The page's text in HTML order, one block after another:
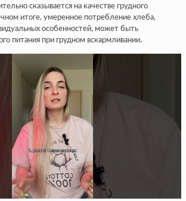
сказывается на качестве грудного
итоге, умеренное потребление хлеба,
особенностей, может быть
питания при грудном вскармливании.